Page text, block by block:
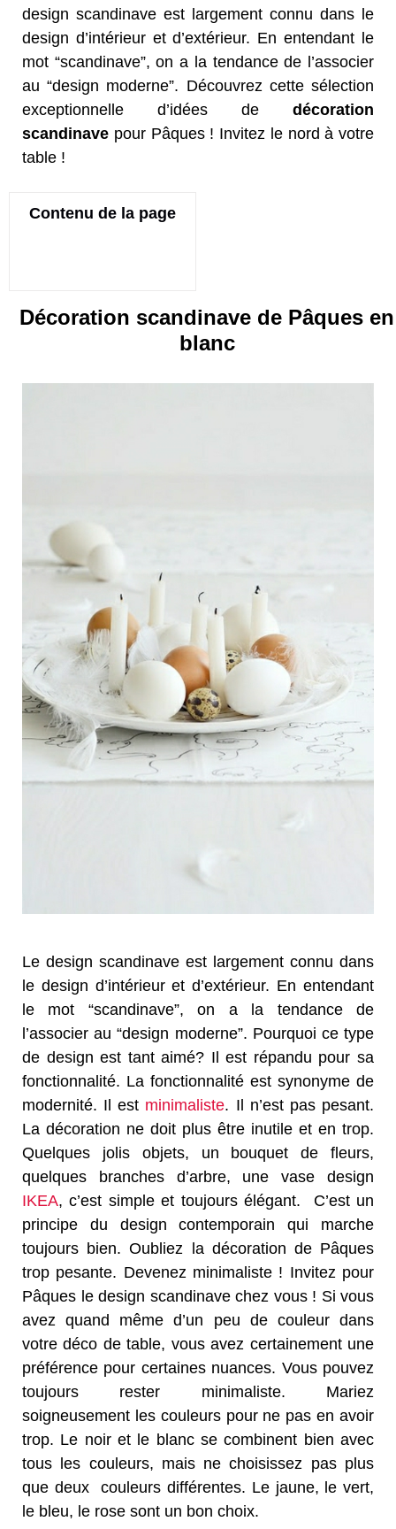
design scandinave est largement connu dans le
design d’intérieur et d’extérieur. En entendant le
mot “scandinave”, on a la tendance de l’associer
au “design moderne”. Découvrez cette sélection
exceptionnelle d’idées de décoration
scandinave pour Pâques ! Invitez le nord à votre
table !
Contenu de la page
Décoration scandinave de Pâques en
blanc
Le design scandinave est largement connu dans
le design d’intérieur et d’extérieur. En entendant
le mot “scandinave”, on a la tendance de
l’associer au “design moderne”. Pourquoi ce type
de design est tant aimé? Il est répandu pour sa
fonctionnalité. La fonctionnalité est synonyme de
modernité. Il est minimaliste. Il n’est pas pesant.
La décoration ne doit plus être inutile et en trop.
Quelques jolis objets, un bouquet de fleurs,
quelques branches d’arbre, une vase design
IKEA, c’est simple et toujours élégant. C’est un
principe du design contemporain qui marche
toujours bien. Oubliez la décoration de Pâques
trop pesante. Devenez minimaliste ! Invitez pour
Pâques le design scandinave chez vous ! Si vous
avez quand même d’un peu de couleur dans
votre déco de table, vous avez certainement une
préférence pour certaines nuances. Vous pouvez
toujours rester minimaliste. Mariez
soigneusement les couleurs pour ne pas en avoir
trop. Le noir et le blanc se combinent bien avec
tous les couleurs, mais ne choisissez pas plus
que deux couleurs différentes. Le jaune, le vert,
le bleu, le rose sont un bon choix.